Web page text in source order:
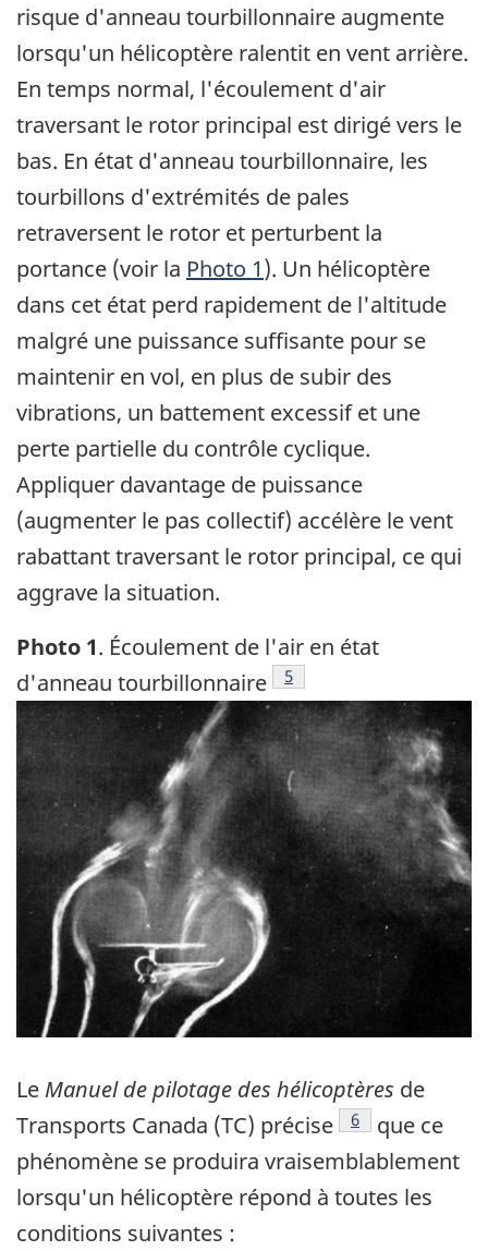
risque d'anneau tourbillonnaire augmente
lorsqu'un hélicoptère ralentit en vent arrière.
En temps normal, l'écoulement d'air
traversant le rotor principal est dirigé vers le
bas. En état d'anneau tourbillonnaire, les
tourbillons d'extrémités de pales
retraversent le rotor et perturbent la
portance (voir la Photo 1). Un hélicoptère
dans cet état perd rapidement de l'altitude
malgré une puissance suffisante pour se
maintenir en vol, en plus de subir des
vibrations, un battement excessif et une
perte partielle du contrôle cyclique.
Appliquer davantage de puissance
(augmenter le pas collectif) accélère le vent
rabattant traversant le rotor principal, ce qui
aggrave la situation.
Photo 1. Écoulement de l'air en état
d'anneau tourbillonnaire
Footnote
5
Image
Le Manuel de pilotage des hélicoptères de
Transports Canada (TC) précise
Footnote
6
que ce
phénomène se produira vraisemblablement
lorsqu'un hélicoptère répond à toutes les
conditions suivantes :